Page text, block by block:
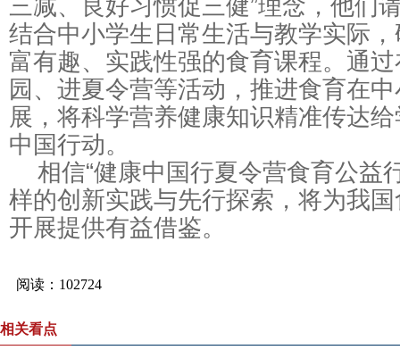
三减、良好习惯促三健”理念，他们
结合中小学生日常生活与教学实际
富有趣、实践性强的食育课程。通
园、进夏令营等活动，推进食育在
展，将科学营养健康知识精准传达
中国行动。
相信“健康中国行夏令营食育公益
样的创新实践与先行探索，将为我
开展提供有益借鉴。
相关看点